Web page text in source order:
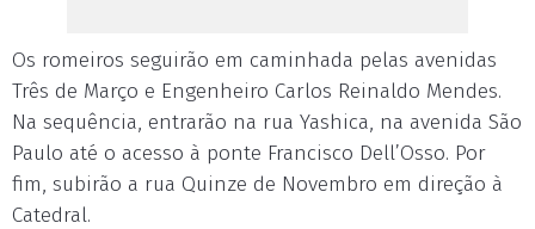
Os romeiros seguirão em caminhada pelas avenidas
Três de Março e Engenheiro Carlos Reinaldo Mendes.
Na sequência, entrarão na rua Yashica, na avenida São
Paulo até o acesso à ponte Francisco Dell’Osso. Por
fim, subirão a rua Quinze de Novembro em direção à
Catedral.